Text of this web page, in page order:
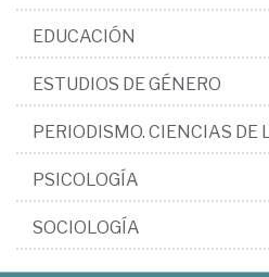
EDUCACIÓN
ESTUDIOS DE GÉNERO
PERIODISMO. CIENCIAS DE
PSICOLOGÍA
SOCIOLOGÍA